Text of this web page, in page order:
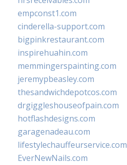
empconst1.com
cinderella-support.com
bigpinkrestaurant.com
inspirehuahin.com
memmingerspainting.com
jeremypbeasley.com
thesandwichdepotcos.com
drgiggleshouseofpain.com
hotflashdesigns.com
garagenadeau.com
lifestylechauffeurservice.com
EverNewNails.com